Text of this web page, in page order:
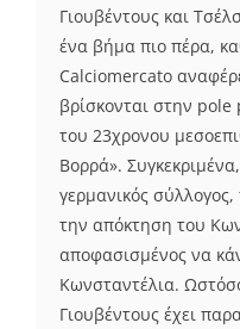
Γιουβέντους και
ένα βήμα πιο πέρα,
Calciomercato
βρίσκονται στην
του 23χρονου
Βορρά».
γερμανικός
την απόκτηση του
αποφασισμένος να
Κωνσταντέλια.
Γιουβέντους έχει